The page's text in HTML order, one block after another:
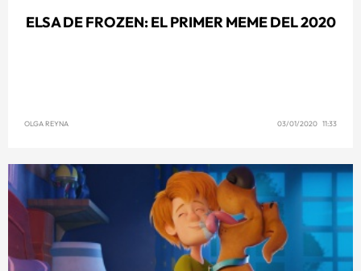
ELSA DE FROZEN: EL PRIMER MEME DEL 2020
OLGA REYNA 03/01/2020 11:33